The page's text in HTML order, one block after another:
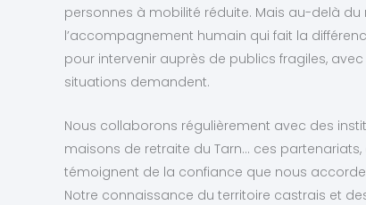
personnes à mobilité réduite. Mais au-delà du
l’accompagnement humain qui fait la
pour intervenir auprès de publics fragiles,
situations demandent.
Nous collaborons régulièrement avec des
maisons de retraite du Tarn… ces
témoignent de la confiance que nous
Notre connaissance du territoire castrais et